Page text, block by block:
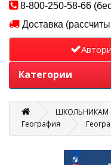
8-800-250-58-66
Доставка
Категории
ШКОЛЬНИКАМ
География